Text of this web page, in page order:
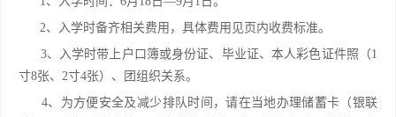
2、入学时备齐相关费用，具体费用见页内收费标准。
3、入学时带上户口簿或身份证、毕业证、本人彩色证件照（1
寸8张、2寸4张）、团组织关系。
4、为方便安全及减少排队时间，请在当地办理储蓄卡（银联